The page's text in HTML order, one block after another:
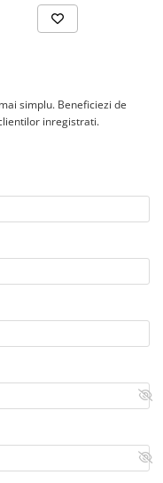
simplu. Beneficiezi de
inregistrati.